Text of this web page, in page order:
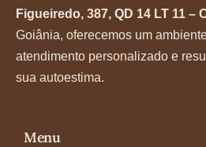
Figueiredo, 387, QD 14 LT 11 –
Goiânia, oferecemos um
atendimento personalizado e
sua autoestima.
Menu